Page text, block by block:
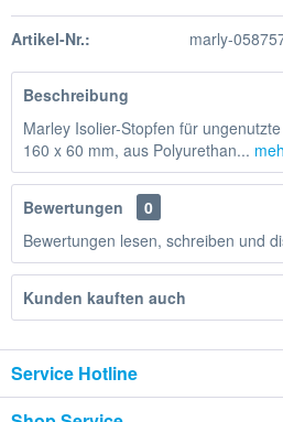
Artikel-Nr.: marly-
Beschreibung
Marley Isolier-Stopfen für
160 x 60 mm, aus Polyurethan...
Bewertungen
0
Bewertungen lesen, schreiben und
Kunden kauften auch
Service Hotline